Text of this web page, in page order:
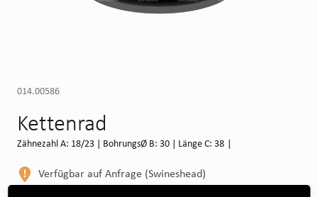
014.00586
Kettenrad
Zähnezahl A: 18/23 | BohrungsØ B: 30 | Länge C: 38 |
Verfügbar auf Anfrage (Swineshead)